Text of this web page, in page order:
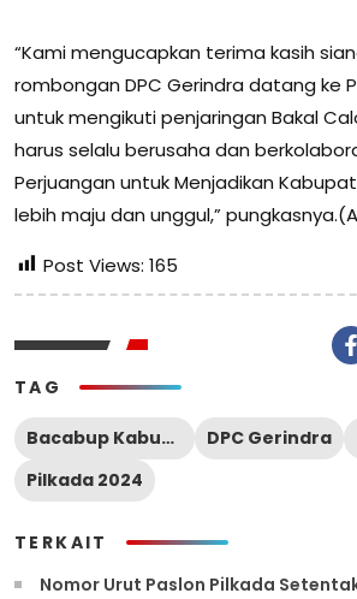
“Kami mengucapkan terima kasih
rombongan DPC Gerindra datang ke
untuk mengikuti penjaringan Bakal
harus selalu berusaha dan
Perjuangan untuk Menjadikan
lebih maju dan unggul,”
Post Views: 165
TAG
Bacabup Kabupaten Pasuruan DPC Gerindra
Pilkada 2024
TERKAIT
Nomor Urut Paslon Pilkada